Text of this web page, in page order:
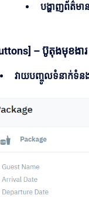
បង្ហាញព័ត៌មាន
– ប៊ូតុងមុខងារ
វាយបញ្ចូលទំនាក់ទំនង